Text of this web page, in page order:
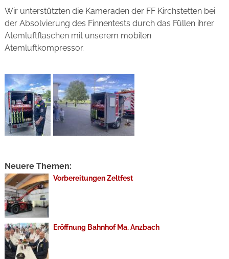
Wir unterstützten die Kameraden der FF Kirchstetten bei
der Absolvierung des Finnentests durch das Füllen ihrer
Atemluftflaschen mit unserem mobilen
Atemluftkompressor.
Neuere Themen:
Vorbereitungen Zeltfest
Eröffnung Bahnhof Ma. Anzbach